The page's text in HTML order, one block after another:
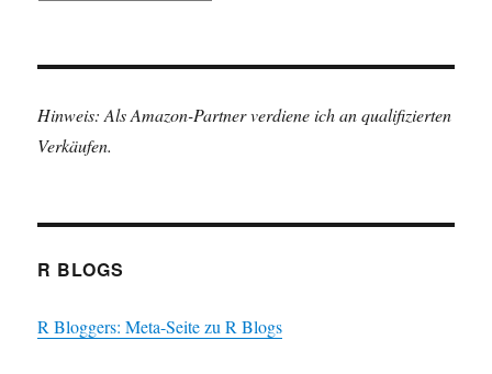
Hinweis: Als Amazon-Partner verdiene ich an qualifizierten
Verkäufen.
R BLOGS
R Bloggers: Meta-Seite zu R Blogs